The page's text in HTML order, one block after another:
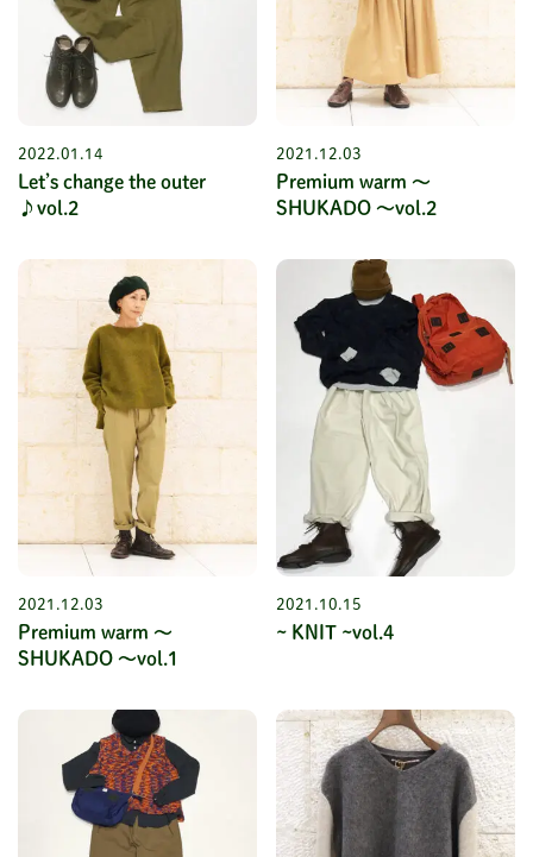
2022.01.14
Let’s change the outer
♪vol.2
2021.12.03
Premium warm ～
SHUKADO ～vol.2
2021.12.03
Premium warm ～
SHUKADO ～vol.1
2021.10.15
~ KNIT ~vol.4